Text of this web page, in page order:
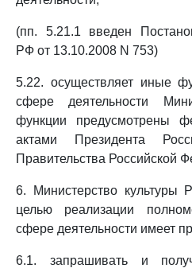
(пп. 5.21.1 введен
РФ от 13.10.2008 N 753)
5.22. осуществляет иные
сфере деятельности
функции предусмотрены
актами Президента
Правительства Российской
6. Министерство культуры
целью реализации
сфере деятельности имеет
6.1. запрашивать и